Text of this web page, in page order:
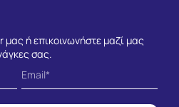
ή επικοινωνήστε μαζί μας
σας.